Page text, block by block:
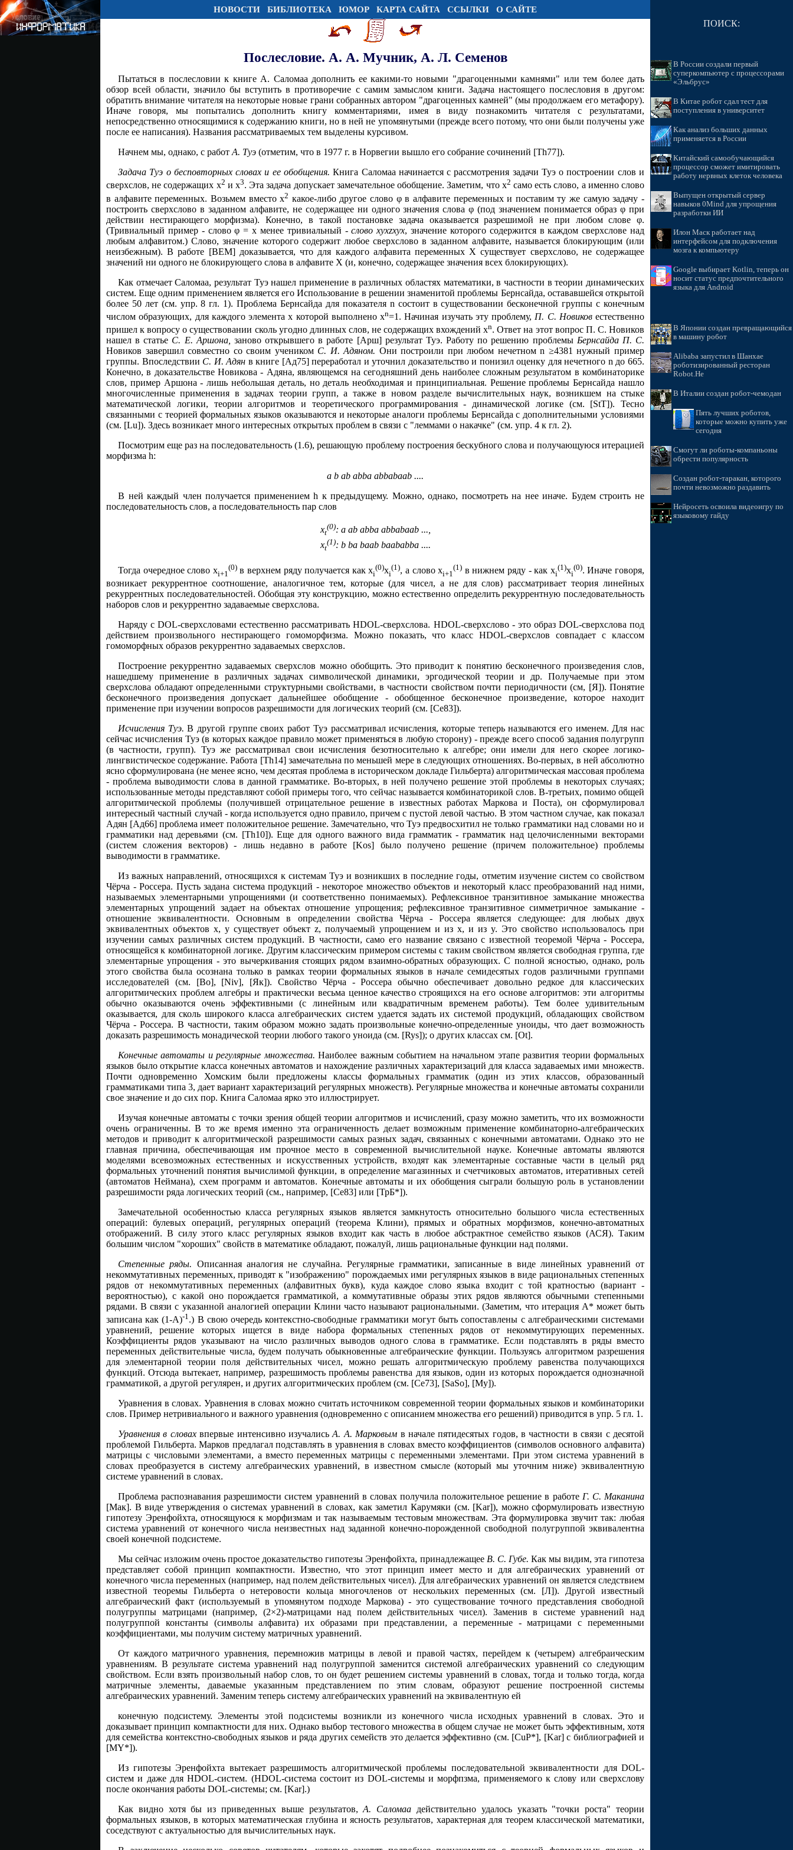
НОВОСТИ БИБЛИОТЕКА ЮМОР КАРТА САЙТА ССЫЛКИ О САЙТЕ
Послесловие. А. А. Мучник, А. Л. Семенов
Пытаться в послесловии к книге А. Саломаа дополнить ее какими-то новыми "драгоценными камнями" или тем более дать
обзор всей области, значило бы вступить в противоречие с самим замыслом книги. Задача настоящего послесловия в другом:
обратить внимание читателя на некоторые новые грани собранных автором "драгоценных камней" (мы продолжаем его метафору).
Иначе говоря, мы попытались дополнить книгу комментариями, имея в виду познакомить читателя с результатами,
непосредственно относящимися к содержанию книги, но в ней не упомянутыми (прежде всего потому, что они были получены уже
после ее написания). Названия рассматриваемых тем выделены курсивом.
Начнем мы, однако, с работ А. Туэ (отметим, что в 1977 г. в Норвегии вышло его собрание сочинений [Th77]).
Задача Туэ о бесповторных словах и ее обобщения. Книга Саломаа начинается с рассмотрения задачи Туэ о построении слов и
сверхслов, не содержащих x2 и x3. Эта задача допускает замечательное обобщение. Заметим, что x2 само есть слово, а именно слово
в алфавите переменных. Возьмем вместо x2 какое-либо другое слово φ в алфавите переменных и поставим ту же самую задачу -
построить сверхслово в заданном алфавите, не содержащее ни одного значения слова φ (под значением понимается образ φ при
действии нестирающего морфизма). Конечно, в такой постановке задача оказывается разрешимой не при любом слове φ.
(Тривиальный пример - слово φ = x менее тривиальный -слово xyxzxyx, значение которого содержится в каждом сверхслове над
любым алфавитом.) Слово, значение которого содержит любое сверхслово в заданном алфавите, называется блокирующим (или
неизбежным). В работе [BEM] доказывается, что для каждого алфавита переменных X существует сверхслово, не содержащее
значений ни одного не блокирующего слова в алфавите X (и, конечно, содержащее значения всех блокирующих).
Как отмечает Саломаа, результат Туэ нашел применение в различных областях математики, в частности в теории динамических
систем. Еще одним применением является его Использование в решении знаменитой проблемы Бернсайда, остававшейся открытой
более 50 лет (см. упр. 8 гл. 1). Проблема Бернсайда для показателя n состоит в существовании бесконечной группы с конечным
числом образующих, для каждого элемента x которой выполнено xn=1. Начиная изучать эту проблему, П. С. Новиковестественно
пришел к вопросу о существовании сколь угодно длинных слов, не содержащих вхождений xn. Ответ на этот вопрос П. С. Новиков
нашел в статье С. Е. Аршона, заново открывшего в работе [Арш] результат Туэ. Работу по решению проблемы Бернсайда П. С.
Новиков завершил совместно со своим учеником С. И. Адяном. Они построили при любом нечетном n ≥4381 нужный пример
группы. Впоследствии С. И. Адян в книге [Ад75] переработал и уточнил доказательство и понизил оценку для нечетного n до 665.
Конечно, в доказательстве Новикова - Адяна, являющемся на сегодняшний день наиболее сложным результатом в комбинаторике
слов, пример Аршона - лишь небольшая деталь, но деталь необходимая и принципиальная. Решение проблемы Бернсайда нашло
многочисленные применения в задачах теории групп, а также в новом разделе вычислительных наук, возникшем на стыке
математической логики, теории алгоритмов и теоретического программирования - динамической логике (см. [StT]). Тесно
связанными с теорией формальных языков оказываются и некоторые аналоги проблемы Бернсайда с дополнительными условиями
(см. [Lu]). Здесь возникает много интересных открытых проблем в связи с "леммами о накачке" (см. упр. 4 к гл. 2).
Посмотрим еще раз на последовательность (1.6), решающую проблему построения бескубного слова и получающуюся итерацией
морфизма h:
a b ab abba abbabaab ....
В ней каждый член получается применением h к предыдущему. Можно, однако, посмотреть на нее иначе. Будем строить не
последовательность слов, а последовательность пар слов
xt
(0): a ab abba abbabaab ...,
xt
(1): b ba baab baababba ....
Тогда очередное слово xi+1
(0)в верхнем ряду получается как xi
(0)xi
(1), а слово xi+1
(1) в нижнем ряду - как xi
(1)xi
(0). Иначе говоря,
возникает рекуррентное соотношение, аналогичное тем, которые (для чисел, а не для слов) рассматривает теория линейных
рекуррентных последовательностей. Обобщая эту конструкцию, можно естественно определить рекуррентную последовательность
наборов слов и рекуррентно задаваемые сверхслова.
Наряду с DOL-сверхсловами естественно рассматривать HDOL-сверхслова. HDOL-сверхслово - это образ DOL-сверхслова под
действием произвольного нестирающего гомоморфизма. Можно показать, что класс HDOL-сверхслов совпадает с классом
гомоморфных образов рекуррентно задаваемых сверхслов.
Построение рекуррентно задаваемых сверхслов можно обобщить. Это приводит к понятию бесконечного произведения слов,
нашедшему применение в различных задачах символической динамики, эргодической теории и др. Получаемые при этом
сверхслова обладают определенными структурными свойствами, в частности свойством почти периодичности (см, [Я]). Понятие
бесконечного произведения допускает дальнейшее обобщение - обобщенное бесконечное произведение, которое находит
применение при изучении вопросов разрешимости для логических теорий (см. [Ce83]).
Исчисления Туэ. В другой группе своих работ Туэ рассматривал исчисления, которые теперь называются его именем. Для нас
сейчас исчисления Туэ (в которых каждое правило может применяться в любую сторону) - прежде всего способ задания полугрупп
(в частности, групп). Туэ же рассматривал свои исчисления безотносительно к алгебре; они имели для него скорее логико-
лингвистическое содержание. Работа [Th14] замечательна по меньшей мере в следующих отношениях. Во-первых, в ней абсолютно
ясно сформулирована (не менее ясно, чем десятая проблема в историческом докладе Гильберта) алгоритмическая массовая проблема
- проблема выводимости слова в данной грамматике. Во-вторых, в ней получено решение этой проблемы в некоторых случаях;
использованные методы представляют собой примеры того, что сейчас называется комбинаторикой слов. В-третьих, помимо общей
алгоритмической проблемы (получившей отрицательное решение в известных работах Маркова и Поста), он сформулировал
интересный частный случай - когда используется одно правило, причем с пустой левой частью. В этом частном случае, как показал
Адян [Ад66] проблема имеет положительное решение. Замечательно, что Туэ предвосхитил не только грамматики над словами но и
грамматики над деревьями (см. [Th10]). Еще для одного важного вида грамматик - грамматик над целочисленными векторами
(систем сложения векторов) - лишь недавно в работе [Kos] было получено решение (причем положительное) проблемы
выводимости в грамматике.
Из важных направлений, относящихся к системам Туэ и возникших в последние годы, отметим изучение систем со свойством
Чёрча - Россера. Пусть задана система продукций - некоторое множество объектов и некоторый класс преобразований над ними,
называемых элементарными упрощениями (и соответственно понимаемых). Рефлексивное транзитивное замыкание множества
элементарных упрощений задает на объектах отношение упрощения; рефлексивное транзитивное симметричное замыкание -
отношение эквивалентности. Основным в определении свойства Чёрча - Россера является следующее: для любых двух
эквивалентных объектов x, y существует объект z, получаемый упрощением и из x, и из y. Это свойство использовалось при
изучении самых различных систем продукций. В частности, само его название связано с известной теоремой Чёрча - Россера,
относящейся к комбинаторной логике. Другим классическим примером системы с таким свойством является свободная группа, где
элементарные упрощения - это вычеркивания стоящих рядом взаимно-обратных образующих. С полной ясностью, однако, роль
этого свойства была осознана только в рамках теории формальных языков в начале семидесятых годов различными группами
исследователей (см. [Bo], [Niv], [Як]). Свойство Чёрча - Россера обычно обеспечивает довольно редкое для классических
алгоритмических проблем алгебры и практически весьма ценное качество строящихся на его основе алгоритмов: эти алгоритмы
обычно оказываются очень эффективными (с линейным или квадратичным временем работы). Тем более удивительным
оказывается, для сколь широкого класса алгебраических систем удается задать их системой продукций, обладающих свойством
Чёрча - Россера. В частности, таким образом можно задать произвольные конечно-определенные уноиды, что дает возможность
доказать разрешимость монадической теории любого такого уноида (см. [Rys]); о других классах см. [Ot].
Конечные автоматы и регулярные множества. Наиболее важным событием на начальном этапе развития теории формальных
языков было открытие класса конечных автоматов и нахождение различных характеризаций для класса задаваемых ими множеств.
Почти одновременно Хомским были предложены классы формальных грамматик (один из этих классов, образованный
грамматиками типа 3, дает вариант характеризаций регулярных множеств). Регулярные множества и конечные автоматы сохранили
свое значение и до сих пор. Книга Саломаа ярко это иллюстрирует.
Изучая конечные автоматы с точки зрения общей теории алгоритмов и исчислений, сразу можно заметить, что их возможности
очень ограниченны. В то же время именно эта ограниченность делает возможным применение комбинаторно-алгебраических
методов и приводит к алгоритмической разрешимости самых разных задач, связанных с конечными автоматами. Однако это не
главная причина, обеспечивающая им прочное место в современной вычислительной науке. Конечные автоматы являются
моделями всевозможных естественных и искусственных устройств, входят как элементарные составные части в целый ряд
формальных уточнений понятия вычислимой функции, в определение магазинных и счетчиковых автоматов, итеративных сетей
(автоматов Неймана), схем программ и автоматов. Конечные автоматы и их обобщения сыграли большую роль в установлении
разрешимости ряда логических теорий (см., например, [Ce83] или [ТрБ*]).
Замечательной особенностью класса регулярных языков является замкнутость относительно большого числа естественных
операций: булевых операций, регулярных операций (теорема Клини), прямых и обратных морфизмов, конечно-автоматных
отображений. В силу этого класс регулярных языков входит как часть в любое абстрактное семейство языков (АСЯ). Таким
большим числом "хороших" свойств в математике обладают, пожалуй, лишь рациональные функции над полями.
Степенные ряды. Описанная аналогия не случайна. Регулярные грамматики, записанные в виде линейных уравнений от
некоммутативных переменных, приводят к "изображению" порождаемых ими регулярных языков в виде рациональных степенных
рядов от некоммутативных переменных (алфавитных букв), куда каждое слово языка входит с той кратностью (вариант -
вероятностью), с какой оно порождается грамматикой, а коммутативные образы этих рядов являются обычными степенными
рядами. В связи с указанной аналогией операции Клини часто называют рациональными. (Заметим, что итерация A* может быть
записана как (1-A)-1.) В свою очередь контекстно-свободные грамматики могут быть сопоставлены с алгебраическими системами
уравнений, решение которых ищется в виде набора формальных степенных рядов от некоммутирующих переменных.
Коэффициенты рядов указывают на число различных выводов одного слова в грамматике. Если подставлять в ряды вместо
переменных действительные числа, будем получать обыкновенные алгебраические функции. Пользуясь алгоритмом разрешения
для элементарной теории поля действительных чисел, можно решать алгоритмическую проблему равенства получающихся
функций. Отсюда вытекает, например, разрешимость проблемы равенства для языков, один из которых порождается однозначной
грамматикой, а другой регулярен, и других алгоритмических проблем (см. [Ce73], [SaSo], [My]).
Уравнения в словах. Уравнения в словах можно считать источником современной теории формальных языков и комбинаторики
слов. Пример нетривиального и важного уравнения (одновременно с описанием множества его решений) приводится в упр. 5 гл. 1.
Уравнения в словахвпервые интенсивно изучалисьА. А. Марковым в начале пятидесятых годов, в частности в связи с десятой
проблемой Гильберта. Марков предлагал подставлять в уравнения в словах вместо коэффициентов (символов основного алфавита)
матрицы с числовыми элементами, а вместо переменных матрицы с переменными элементами. При этом система уравнений в
словах преобразуется в систему алгебраических уравнений, в известном смысле (который мы уточним ниже) эквивалентную
системе уравнений в словах.
Проблема распознавания разрешимости систем уравнений в словах получила положительное решение в работе Г. С. Маканина
[Мак]. В виде утверждения о системах уравнений в словах, как заметил Карумяки (см. [Kar]), можно сформулировать известную
гипотезу Эренфойхта, относящуюся к морфизмам и так называемым тестовым множествам. Эта формулировка звучит так: любая
система уравнений от конечного числа неизвестных над заданной конечно-порожденной свободной полугруппой эквивалентна
своей конечной подсистеме.
Мы сейчас изложим очень простое доказательство гипотезы Эренфойхта, принадлежащее В. С. Губе. Как мы видим, эта гипотеза
представляет собой принцип компактности. Известно, что этот принцип имеет место и для алгебраических уравнений от
конечного числа переменных (например, над полем действительных чисел). Для алгебраических уравнений он является следствием
известной теоремы Гильберта о нетеровости кольца многочленов от нескольких переменных (см. [Л]). Другой известный
алгебраический факт (используемый в упомянутом подходе Маркова) - это существование точного представления свободной
полугруппы матрицами (например, (2×2)-матрицами над полем действительных чисел). Заменив в системе уравнений над
полугруппой константы (символы алфавита) их образами при представлении, а переменные - матрицами с переменными
коэффициентами, мы получим систему матричных уравнений.
От каждого матричного уравнения, перемножив матрицы в левой и правой частях, перейдем к (четырем) алгебраическим
уравнениям. В результате система уравнений над полугруппой заменится системой алгебраических уравнений со следующим
свойством. Если взять произвольный набор слов, то он будет решением системы уравнений в словах, тогда и только тогда, когда
матричные элементы, даваемые указанным представлением по этим словам, образуют решение построенной системы
алгебраических уравнений. Заменим теперь систему алгебраических уравнений на эквивалентную ей
конечную подсистему. Элементы этой подсистемы возникли из конечного числа исходных уравнений в словах. Это и
доказывает принцип компактности для них. Однако выбор тестового множества в общем случае не может быть эффективным, хотя
для семейства контекстно-свободных языков и ряда других семейств это делается эффективно (см. [CuP*], [Kar] с библиографией и
[MY*]).
Из гипотезы Эренфойхта вытекает разрешимость алгоритмической проблемы последовательной эквивалентности для DOL-
систем и даже для HDOL-систем. (HDOL-система состоит из DOL-системы и морфпзма, применяемого к слову или сверхслову
после окончания работы DOL-системы; см. [Kar].)
Как видно хотя бы из приведенных выше результатов,А. Саломаа действительно удалось указать "точки роста" теории
формальных языков, в которых математическая глубина и ясность результатов, характерная для теорем классической математики,
соседствуют с актуальностью для вычислительных наук.
ПОИСК:
В России создали первый
суперкомпьютер с процессорами
«Эльбрус»
В Китае робот сдал тест для
поступления в университет
Как анализ больших данных
применяется в России
Китайский самообучающийся
процессор сможет имитировать
работу нервных клеток человека
Выпущен открытый сервер
навыков 0Mind для упрощения
разработки ИИ
Илон Маск работает над
интерфейсом для подключения
мозга к компьютеру
Google выбирает Kotlin, теперь он
носит статус предпочтительного
языка для Android
В Японии создан превращающийся
в машину робот
Alibaba запустил в Шанхае
роботизированный ресторан
Robot.He
В Италии создан робот-чемодан
Пять лучших роботов,
которые можно купить уже
сегодня
Смогут ли роботы-компаньоны
обрести популярность
Создан робот-таракан, которого
почти невозможно раздавить
Нейросеть освоила видеоигру по
языковому гайду